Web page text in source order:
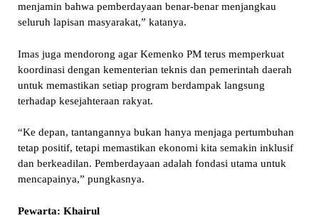
menjamin bahwa pemberdayaan benar-benar menjangkau
seluruh lapisan masyarakat,” katanya.
Imas juga mendorong agar Kemenko PM terus memperkuat
koordinasi dengan kementerian teknis dan pemerintah daerah
untuk memastikan setiap program berdampak langsung
terhadap kesejahteraan rakyat.
“Ke depan, tantangannya bukan hanya menjaga pertumbuhan
tetap positif, tetapi memastikan ekonomi kita semakin inklusif
dan berkeadilan. Pemberdayaan adalah fondasi utama untuk
mencapainya,” pungkasnya.
Pewarta: Khairul